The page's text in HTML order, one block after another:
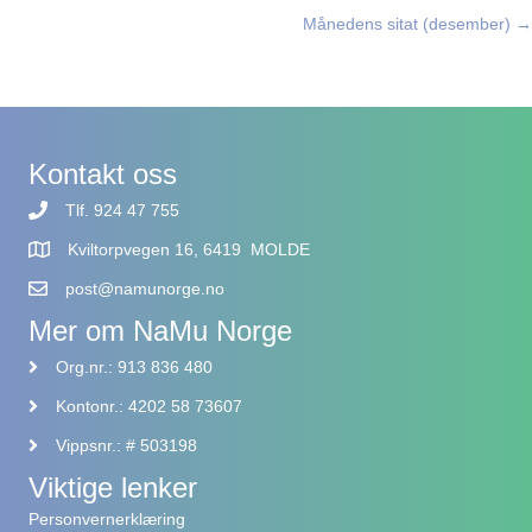
Månedens sitat (desember) →
Kontakt oss
Tlf. 924 47 755
Kviltorpvegen 16, 6419 MOLDE
post@namunorge.no
Mer om NaMu Norge
Org.nr.: 913 836 480
Kontonr.: 4202 58 73607
Vippsnr.: # 503198
Viktige lenker
Personvernerklæring